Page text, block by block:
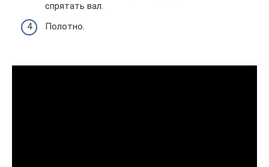
спрятать вал.
Полотно.